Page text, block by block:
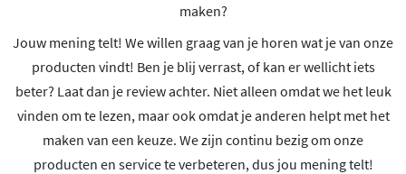
maken?
Jouw mening telt! We willen graag van je horen wat je van onze
producten vindt! Ben je blij verrast, of kan er wellicht iets
beter? Laat dan je review achter. Niet alleen omdat we het leuk
vinden om te lezen, maar ook omdat je anderen helpt met het
maken van een keuze. We zijn continu bezig om onze
producten en service te verbeteren, dus jou mening telt!